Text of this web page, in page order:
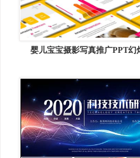
婴儿宝宝摄影写真推广PPT幻